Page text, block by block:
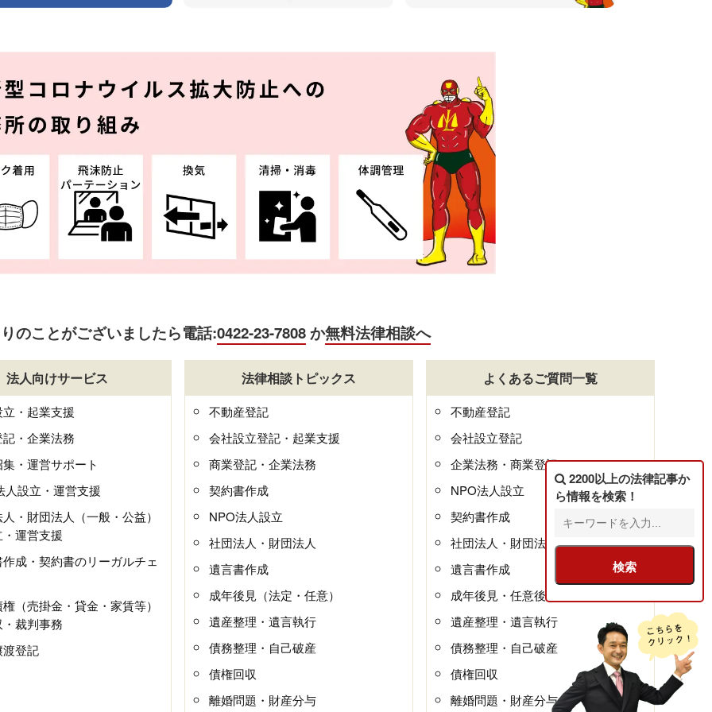
のことがございましたら電話:0422-23-7808か無料法律相談へ
法人向けサービス
・起業支援
・企業法務
・運営サポート
人設立・運営支援
・財団法人（一般・公益）
運営支援
成・契約書のリーガルチェ
（売掛金・貸金・家賃等）
裁判事務
登記
法律相談トピックス
不動産登記
会社設立登記・起業支援
商業登記・企業法務
契約書作成
NPO法人設立
社団法人・財団法人
遺言書作成
成年後見（法定・任意）
遺産整理・遺言執行
債務整理・自己破産
債権回収
離婚問題・財産分与
よくあるご質問一覧
不動産登記
会社設立登記
企業法務・商業登記
NPO法人設立
契約書作成
社団法人・財団法人
遺言書作成
成年後見・任意後見
遺産整理・遺言執行
債務整理・自己破産
債権回収
離婚問題・財産分与
2200以上の法律記事か
ら情報を検索！